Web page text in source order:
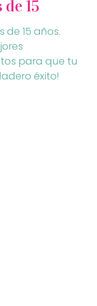
15
de 15 años.
para que tu
éxito!